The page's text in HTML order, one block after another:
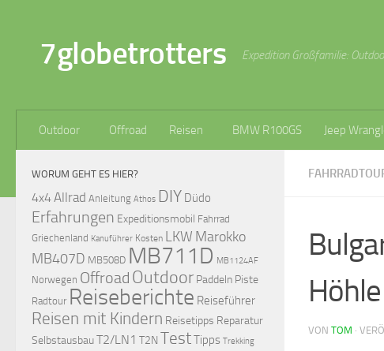
7globetrotters Expedition Großfamilie:
Outdoor Offroad Reisen BMW R100GS Jeep
Höhle
VON TOM ·
WORUM GEHT ES HIER?
4x4Allrad Anleitung Athos DIY Düdo
Erfahrungen Expeditionsmobil Fahrrad
Griechenland Kanuführer Kosten LKW Marokko
MB407D MB508D MB711D MB1124AF
Norwegen Offroad Outdoor Paddeln Piste
Radtour Reiseberichte Reiseführer
Reisen mit Kindern Reisetipps Reparatur
SelbstausbauT2/LN1 T2N TestTipps Trekking